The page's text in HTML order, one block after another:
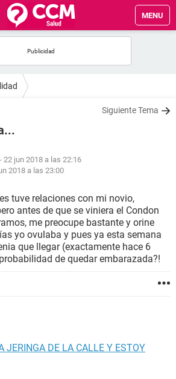
MENU
Siguiente Tema
- 22 jun 2018 a las 22:16
2018 a las 23:00
tuve relaciones con mi novio,
antes de que se viniera el Condon
me preocupe bastante y orine
yo ovulaba y pues ya esta semana
que llegar (exactamente hace 6
de quedar embarazada?!
JERINGA DE LA CALLE Y ESTOY